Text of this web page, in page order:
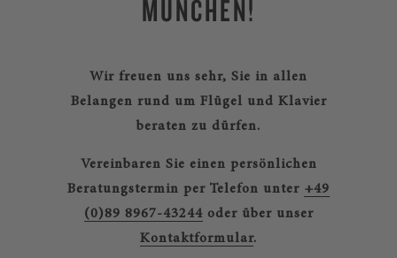
MÜNCHEN!
Wir freuen uns sehr, Sie in allen
Belangen rund um Flügel und Klavier
beraten zu dürfen.
Vereinbaren Sie einen persönlichen
Beratungstermin per Telefon unter +49
(0)89 8967-43244 oder über unser
Kontaktformular.